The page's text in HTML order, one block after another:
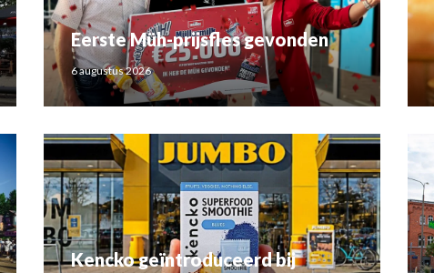
Eerste Müh-prijsfles gevonden
6 augustus 2026
Kencko geïntroduceerd bij